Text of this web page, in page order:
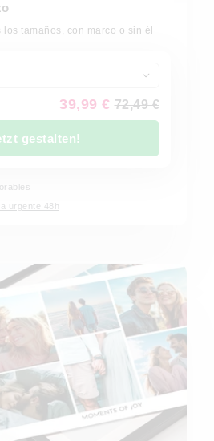
tamaños, con marco o sin él
39,99 € 72,49 €
gestalten!
urgente 48h